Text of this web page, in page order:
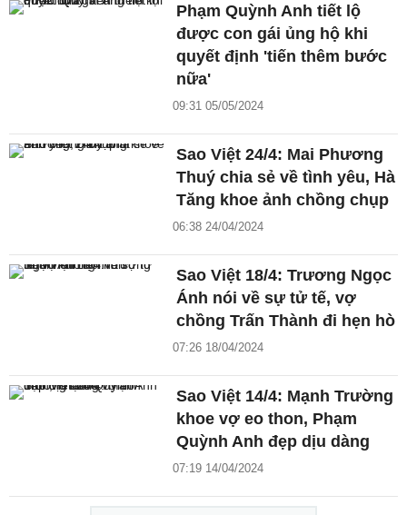
Phạm Quỳnh Anh tiết lộ
được con gái ủng hộ khi
quyết định 'tiến thêm bước
nữa'
09:31 05/05/2024
Sao Việt 24/4: Mai Phương
Thuý chia sẻ về tình yêu, Hà
Tăng khoe ảnh chồng chụp
06:38 24/04/2024
Sao Việt 18/4: Trương Ngọc
Ánh nói về sự tử tế, vợ
chồng Trấn Thành đi hẹn hò
07:26 18/04/2024
Sao Việt 14/4: Mạnh Trường
khoe vợ eo thon, Phạm
Quỳnh Anh đẹp dịu dàng
07:19 14/04/2024